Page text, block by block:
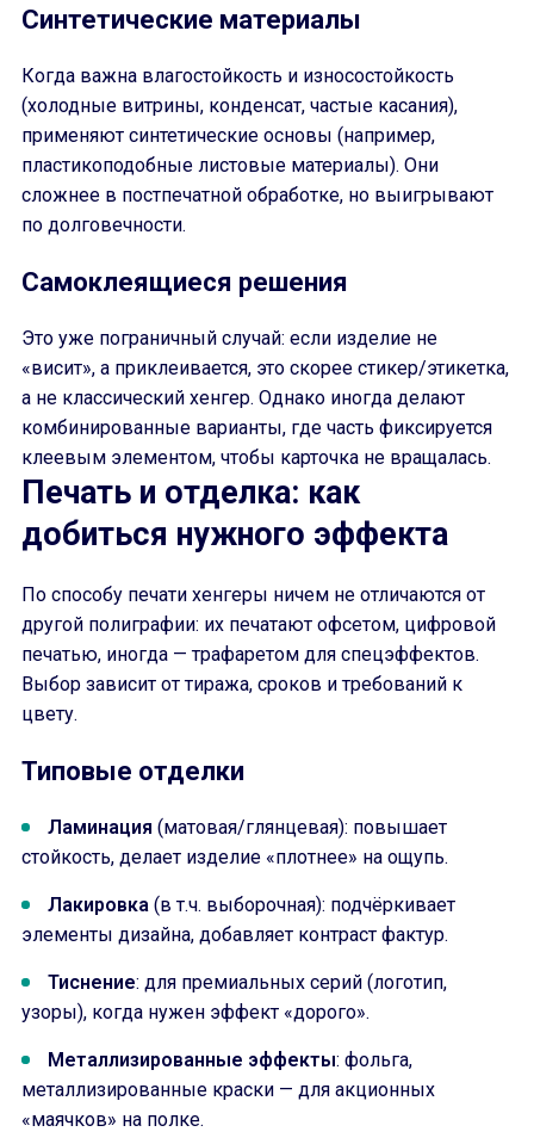
Синтетические материалы
Когда важна влагостойкость и износостойкость
(холодные витрины, конденсат, частые касания),
применяют синтетические основы (например,
пластикоподобные листовые материалы). Они
сложнее в постпечатной обработке, но выигрывают
по долговечности.
Самоклеящиеся решения
Это уже пограничный случай: если изделие не
«висит», а приклеивается, это скорее стикер/этикетка,
а не классический хенгер. Однако иногда делают
комбинированные варианты, где часть фиксируется
клеевым элементом, чтобы карточка не вращалась.
Печать и отделка: как
добиться нужного эффекта
По способу печати хенгеры ничем не отличаются от
другой полиграфии: их печатают офсетом, цифровой
печатью, иногда — трафаретом для спецэффектов.
Выбор зависит от тиража, сроков и требований к
цвету.
Типовые отделки
Ламинация (матовая/глянцевая): повышает
стойкость, делает изделие «плотнее» на ощупь.
Лакировка (в т.ч. выборочная): подчёркивает
элементы дизайна, добавляет контраст фактур.
Тиснение: для премиальных серий (логотип,
узоры), когда нужен эффект «дорого».
Металлизированные эффекты: фольга,
металлизированные краски — для акционных
«маячков» на полке.